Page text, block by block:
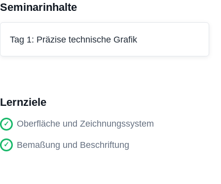
Seminarinhalte
Tag 1: Präzise technische Grafik
Lernziele
Oberfläche und Zeichnungssystem
Bemaßung und Beschriftung